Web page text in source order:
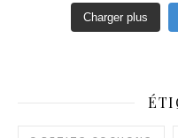
Charger plus